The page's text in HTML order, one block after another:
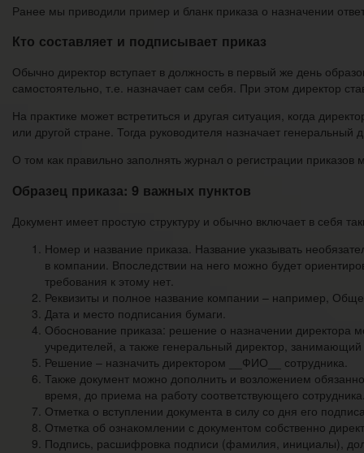
Ранее мы приводили пример и бланк приказа о назначении
Кто составляет и подписывает приказ
Обычно директор вступает в должность в первый же день
самостоятельно, т.е. назначает сам себя. При этом директор
На практике может встретиться и другая ситуация, когда
или другой стране. Тогда руководителя назначает
О том как правильно заполнять журнал о регистрации приказов
Образец приказа: 9 важных пунктов
Документ имеет простую структуру и обычно включает в себя
Номер и название приказа. Название указывать
в компании. Впоследствии на него можно будет
требования к этому нет.
Реквизиты и полное название компании – например,
Дата и место подписания бумаги.
Обоснование приказа: решение о назначении директора
учредителей, а также генеральный директор,
Решение – назначить директором __ФИО__ сотрудника.
Также документ можно дополнить и возложением
время, до приема на работу соответствующего
Отметка о вступлении документа в силу со дня его
Отметка об ознакомлении с документом собственно
Подпись, расшифровка подписи (фамилия, инициалы),